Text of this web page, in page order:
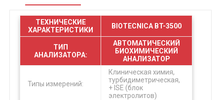
ТЕХНИЧЕСКИЕ
ХАРАКТЕРИСТИКИ
BIOTECNICA BT-3500
ТИП
АНАЛИЗАТОРА:
АВТОМАТИЧЕСКИЙ
БИОХИМИЧЕСКИЙ
АНАЛИЗАТОР
Типы измерений:
Клиническая химия,
турбидиметрическая,
+ ISE (блок
электролитов)